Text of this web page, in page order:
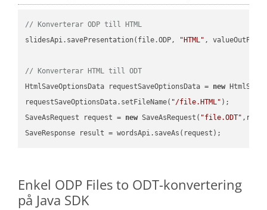
// Konverterar ODP till HTML
slidesApi.savePresentation(file.ODP,
"HTML" ,
// Konverterar HTML till ODT
HtmlSaveOptionsData requestSaveOptionsData = new
requestSaveOptionsData.setFileName( "/file.HTML" );
SaveAsRequest request = new SaveAsRequest( "file.ODT"
Enkel ODP Files to ODT-konvertering
på Java SDK